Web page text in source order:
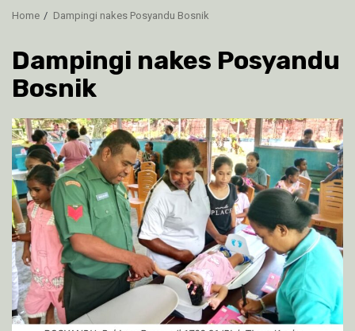
Home Dampingi nakes Posyandu Bosnik
Dampingi nakes Posyandu
Bosnik